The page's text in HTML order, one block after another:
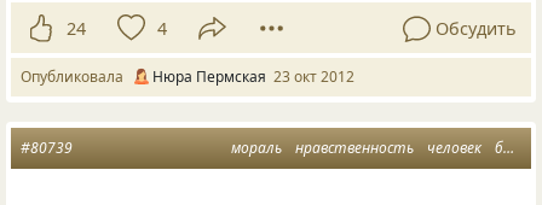
24 4 Обсудить
Опубликовала Нюра Пермская 23 окт 2012
мораль нравственность человек богатство
#80739